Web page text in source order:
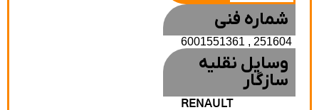
شماره فنی
6001551361 , 251604
وسایل نقلیه
سازگار
RENAULT